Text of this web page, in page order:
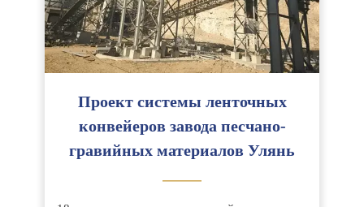
Проект системы ленточных
конвейеров завода песчано-
гравийных материалов Улянь
———